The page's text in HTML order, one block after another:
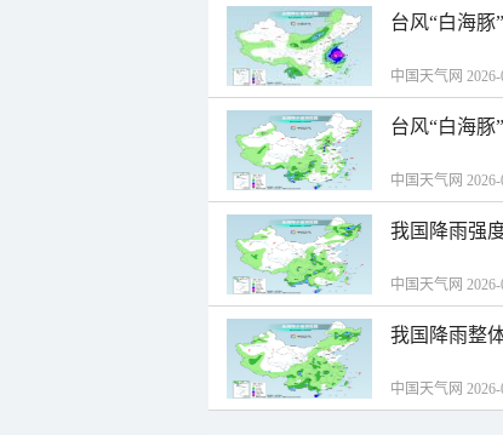
台风“白海
中国天气网 2026-
台风“白海
中国天气网 2026-
我国降雨强
中国天气网 2026-
我国降雨整
中国天气网 2026-